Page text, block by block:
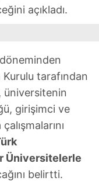
açıkladı.
tarafından
üniversitenin
girişimci ve
Üniversitelerle
belirtti.